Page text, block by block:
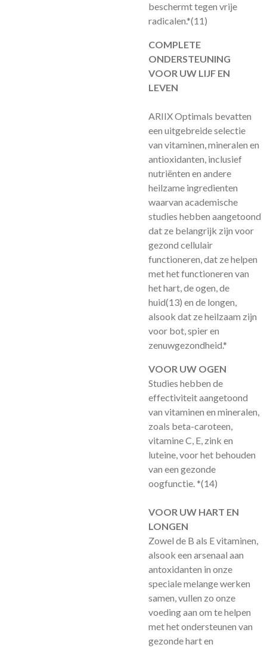
beschermt tegen vrije
radicalen.*(11)
COMPLETE
ONDERSTEUNING
VOOR UW LIJF EN
LEVEN
ARIIX Optimals bevatten
een uitgebreide selectie
van vitaminen, mineralen en
antioxidanten, inclusief
nutriënten en andere
heilzame ingredienten
waarvan academische
studies hebben aangetoond
dat ze belangrijk zijn voor
gezond cellulair
functioneren, dat ze helpen
met het functioneren van
het hart, de ogen, de
huid(13) en de longen,
alsook dat ze heilzaam zijn
voor bot, spier en
zenuwgezondheid.*
VOOR UW OGEN
Studies hebben de
effectiviteit aangetoond
van vitaminen en mineralen,
zoals beta-caroteen,
vitamine C, E, zink en
luteine, voor het behouden
van een gezonde
oogfunctie. *(14)
VOOR UW HART EN
LONGEN
Zowel de B als E vitaminen,
alsook een arsenaal aan
antoxidanten in onze
speciale melange werken
samen, vullen zo onze
voeding aan om te helpen
met het ondersteunen van
gezonde hart en